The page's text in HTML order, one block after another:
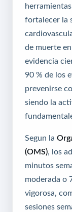
fortalecer la
de muerte
evidencia
90 % de los
prevenirse
siendo la
Segun la
(OMS) , los
minutos
moderada o
vigorosa,
sesiones